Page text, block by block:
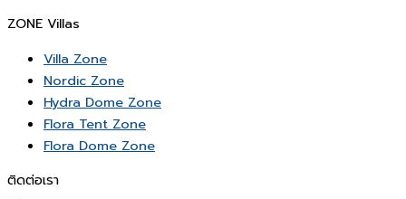
ZONE Villas
Villa Zone
Nordic Zone
Hydra Dome Zone
Flora Tent Zone
Flora Dome Zone
ติดต่อเรา